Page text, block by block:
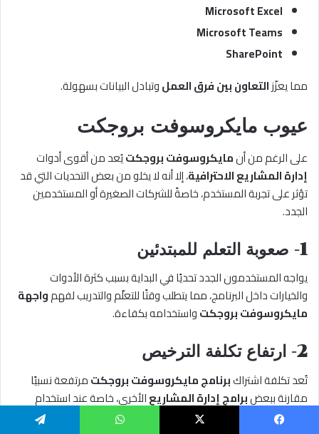
Microsoft Excel
Microsoft Teams
SharePoint
مما يعزّزالتعاون بين فرق العملوتبادل البيانات بسهولة.
عيوب مايكروسوفت بروجكت
على الرغم من أنمايكروسوفت بروجكتيُعد من أقوى أدوات
إدارة المشاريع الاحترافية، إلا أنه لا يخلو من بعض التحديات التي قد
تؤثر على تجربة المستخدم، خاصةً للشركات الصغيرة أو المستخدمين
الجدد.
1- صعوبة التعلم للمبتدئين
يواجه المستخدمون الجدد تحديًا في البداية بسبب كثرة الأدوات
والخيارات داخل البرنامج، مما يتطلب وقتًا للتعلّم والتدريب لفهمواجهة
مايكروسوفت بروجكتواستخدامه بكفاءة.
2- ارتفاع تكلفة الترخيص
تُعد تكلفة اشتراكبرنامج مايكروسوفت بروجكتمرتفعة نسبيًا
مقارنة ببعضبرامج إدارة المشاريعالأخرى، خاصة عند استخدام
النسخ السحابية أو المؤسسية.